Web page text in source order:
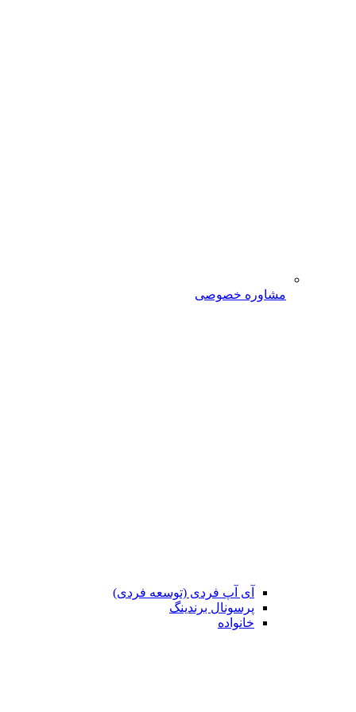
مشاوره خصوصی
آی آپ فردی (توسعه فردی)
پرسونال برندینگ
خانواده